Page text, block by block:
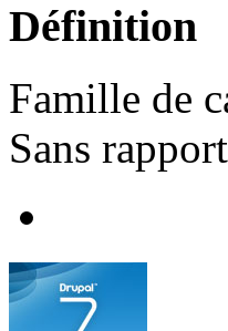
Définition
Famille de
Sans